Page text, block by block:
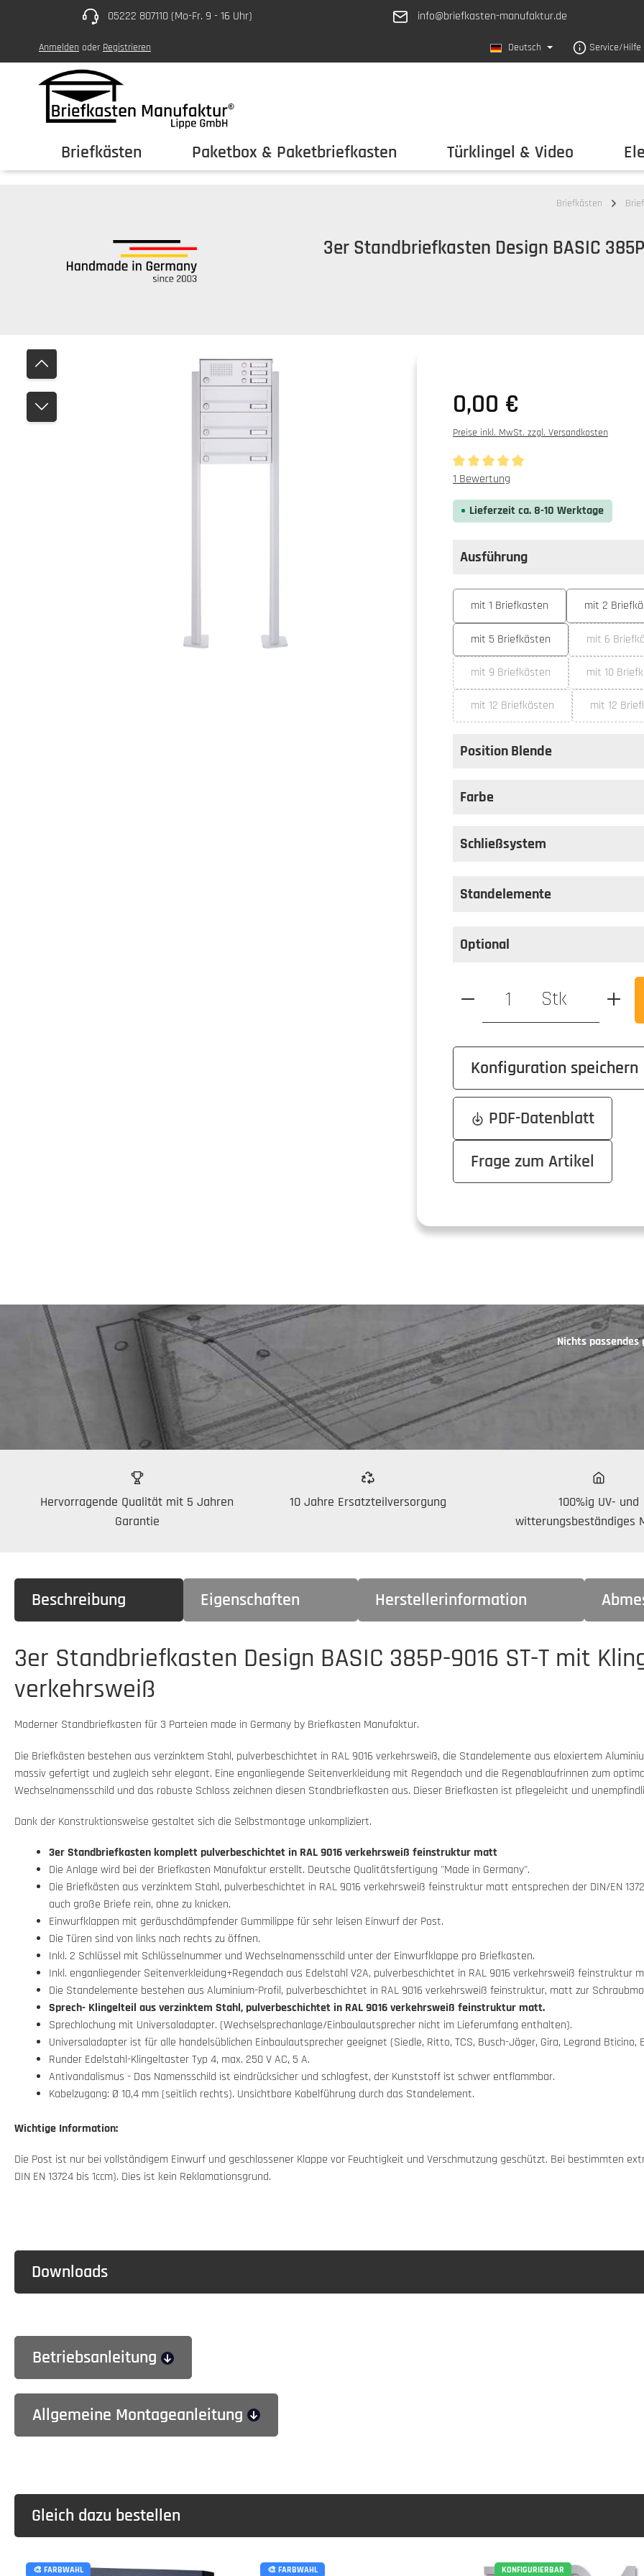
Hauptinhalt springen
Zur Hauptnavigation springen05222 807110 (Mo-Fr. 9 - 16 Uhr) info@briefkasten-manufaktur.de
Anmelden oder Registrieren Deutsch Service/Hilfe
Briefkästen Paketbox & Paketbriefkasten Türklingel & Video
Briefkästen
3er Standbriefkasten Design BASIC
Bildergalerie überspringen
0,00 €
Preise inkl. MwSt. zzgl. Versandkosten
Durchschnittliche Bewertung von 5 von 5
1 Bewertung
Lieferzeit ca. 8-10 Werktage
Ausführung
Ausführungauswählen
mit 1 Briefkasten mit 2
mit 5 Briefkästen mit 6
mit 9 Briefkästen
(Diese Option ist zurzeit nicht
mit 10
mit 12 Briefkästen
(Diese Option ist zurzeit nicht
mit 12
Position Blende
Farbe
Schließsystem
Standelemente
Optional
Produkt Anzahl: Gib den
Stk
Konfiguration speichern
PDF-Datenblatt
Frage zum Artikel
Nichts passendes
Hervorragende Qualität mit 5 Jahren
Garantie
10 Jahre Ersatzteilversorgung
100%ig UV- und
witterungsbeständiges
Beschreibung Eigenschaften Herstellerinformation
3er Standbriefkasten Design BASIC 385P-9016 ST-T mit
verkehrsweiß
Moderner Standbriefkasten für 3 Parteien made in Germany by Briefkasten Manufaktur.
Die Briefkästen bestehen aus verzinktem Stahl, pulverbeschichtet in RAL 9016 verkehrsweiß, die Standelemente aus eloxiertem
massiv gefertigt und zugleich sehr elegant. Eine enganliegende Seitenverkleidung mit Regendach und die Regenablaufrinnen zum
Wechselnamensschild und das robuste Schloss zeichnen diesen Standbriefkasten aus. Dieser Briefkasten ist pflegeleicht und
Dank der Konstruktionsweise gestaltet sich die Selbstmontage unkompliziert.
3er Standbriefkasten komplett pulverbeschichtet in RAL 9016 verkehrsweiß feinstruktur matt
Die Anlage wird bei der Briefkasten Manufaktur erstellt. Deutsche Qualitätsfertigung "Made in Germany".
Die Briefkästen aus verzinktem Stahl, pulverbeschichtet in RAL 9016 verkehrsweiß feinstruktur matt entsprechen der DIN/EN
auch große Briefe rein, ohne zu knicken.
Einwurfklappen mit geräuschdämpfender Gummilippe für sehr leisen Einwurf der Post.
Die Türen sind von links nach rechts zu öffnen.
Inkl. 2 Schlüssel mit Schlüsselnummer und Wechselnamensschild unter der Einwurfklappe pro Briefkasten.
Inkl. enganliegender Seitenverkleidung+Regendach aus Edelstahl V2A, pulverbeschichtet in RAL 9016 verkehrsweiß feinstruktur
Die Standelemente bestehen aus Aluminium-Profil, pulverbeschichtet in RAL 9016 verkehrsweiß feinstruktur, matt zur
Sprech- Klingelteil aus verzinktem Stahl, pulverbeschichtet in RAL 9016 verkehrsweiß feinstruktur matt.
Sprechlochung mit Universaladapter. (Wechselsprechanlage/Einbaulautsprecher nicht im Lieferumfang enthalten).
Universaladapter ist für alle handelsüblichen Einbaulautsprecher geeignet (Siedle, Ritto, TCS, Busch-Jäger, Gira, Legrand Bticino,
Runder Edelstahl-Klingeltaster Typ 4, max. 250 V AC, 5 A.
Antivandalismus - Das Namensschild ist eindrücksicher und schlagfest, der Kunststoff ist schwer entflammbar.
Kabelzugang: Ø 10,4 mm (seitlich rechts). Unsichtbare Kabelführung durch das Standelement.
Wichtige Information:
Die Post ist nur bei vollständigem Einwurf und geschlossener Klappe vor Feuchtigkeit und Verschmutzung geschützt. Bei bestimmten
DIN EN 13724 bis 1ccm). Dies ist kein Reklamationsgrund.
Downloads
Betriebsanleitung
Allgemeine Montageanleitung
Gleich dazu bestellen
🎨 FARBWAHL 🎨 FARBWAHL KONFIGURIERBAR